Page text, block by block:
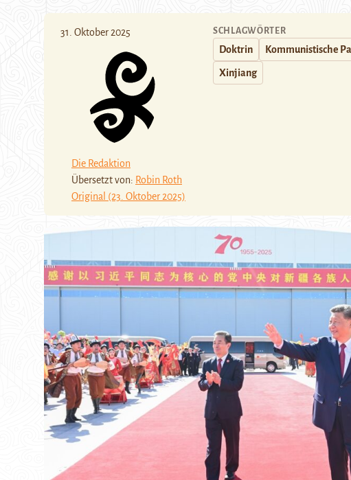
31. Oktober 2025
Die Redaktion
Übersetzt von: Robin Roth
Original (23. Oktober 2025)
SCHLAGWÖRTER
Doktrin Kommunistische
Xinjiang